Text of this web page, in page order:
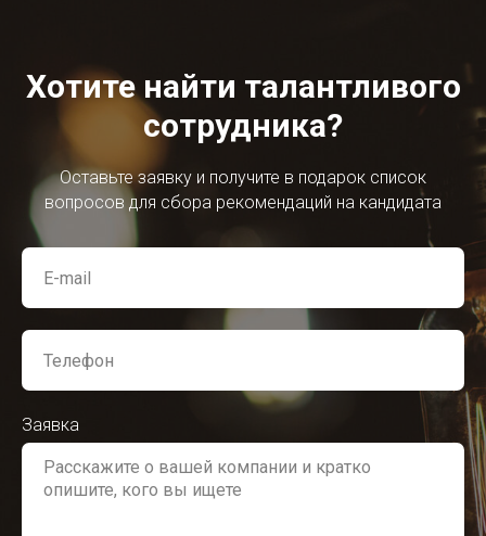
Хотите найти талантливого
сотрудника?
Оставьте заявку и получите в подарок список
вопросов для сбора рекомендаций на кандидата
Заявка